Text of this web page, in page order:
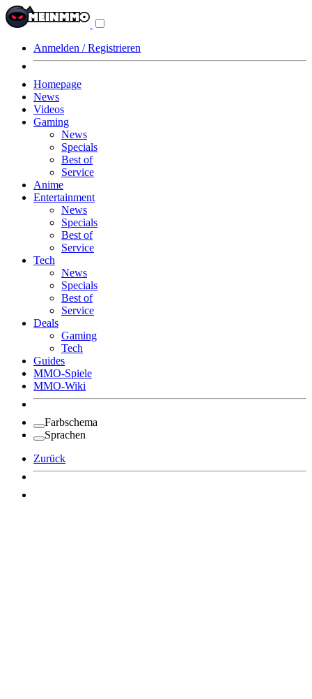
Anmelden / Registrieren
Homepage
News
Videos
Gaming
News
Specials
Best of
Service
Anime
Entertainment
News
Specials
Best of
Service
Tech
News
Specials
Best of
Service
Deals
Gaming
Tech
Guides
MMO-Spiele
MMO-Wiki
Farbschema
Sprachen
Zurück